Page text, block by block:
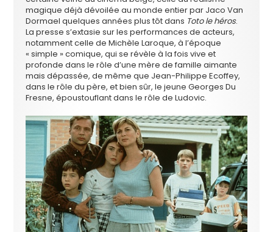
magique déjà dévoilée au monde entier par Jaco Van
Dormael quelques années plus tôt dans Toto le héros.
La presse s’extasie sur les performances de acteurs,
notamment celle de Michèle Laroque, à l’époque
« simple » comique, qui se révèle à la fois vive et
profonde dans le rôle d’une mère de famille aimante
mais dépassée, de même que Jean-Philippe Ecoffey,
dans le rôle du père, et bien sûr, le jeune Georges Du
Fresne, époustouflant dans le rôle de Ludovic.